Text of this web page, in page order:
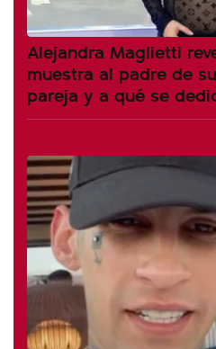
Alejandra Maglietti
muestra al padre de
pareja y a qué se